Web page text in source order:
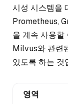
시성 시스템을
Prometheus,
을 계속 사용할
Milvus와 관련
있도록 하는 것
영역